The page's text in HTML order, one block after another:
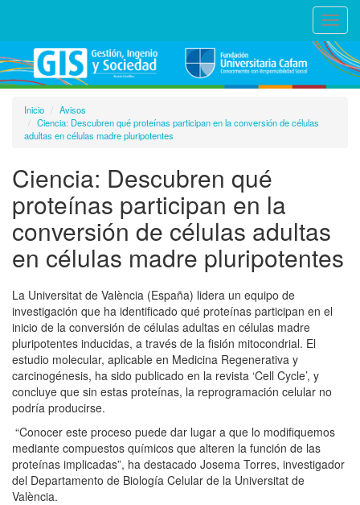
Inicio
Avisos
Ciencia: Descubren qué proteínas participan en la conversión de células
adultas en células madre pluripotentes
Ciencia: Descubren qué
proteínas participan en la
conversión de células adultas
en células madre pluripotentes
La Universitat de València (España) lidera un equipo de
investigación que ha identificado qué proteínas participan en el
inicio de la conversión de células adultas en células madre
pluripotentes inducidas, a través de la fisión mitocondrial. El
estudio molecular, aplicable en Medicina Regenerativa y
carcinogénesis, ha sido publicado en la revista ‘Cell Cycle’, y
concluye que sin estas proteínas, la reprogramación celular no
podría producirse.
“Conocer este proceso puede dar lugar a que lo modifiquemos
mediante compuestos químicos que alteren la función de las
proteínas implicadas”, ha destacado Josema Torres, investigador
del Departamento de Biología Celular de la Universitat de
València.